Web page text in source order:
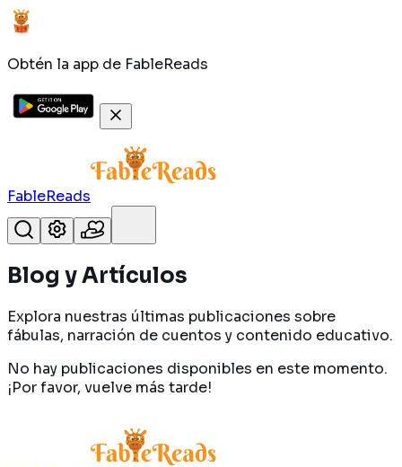
Obtén la app de FableReads
FableReads
Blog y Artículos
Explora nuestras últimas publicaciones sobre
fábulas, narración de cuentos y contenido educativo.
No hay publicaciones disponibles en este momento.
¡Por favor, vuelve más tarde!